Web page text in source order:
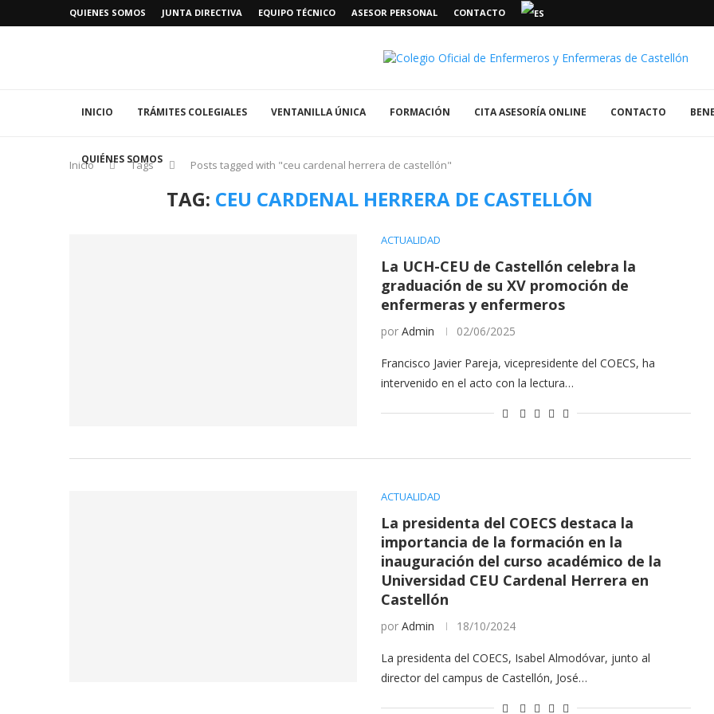
QUIENES SOMOS JUNTA DIRECTIVA EQUIPO TÉCNICO ASESOR PERSONAL CONTACTO
INICIO TRÁMITES COLEGIALES VENTANILLA ÚNICA FORMACIÓN CITA ASESORÍA ONLINE CONTACTO
QUIÉNES SOMOS
Inicio Tags Posts tagged with "ceu cardenal herrera de castellón"
TAG: CEU CARDENAL HERRERA DE CASTELLÓN
ACTUALIDAD
La UCH-CEU de Castellón celebra la
graduación de su XV promoción de
enfermeras y enfermeros
por Admin 02/06/2025
Francisco Javier Pareja, vicepresidente del COECS, ha
intervenido en el acto con la lectura…
ACTUALIDAD
La presidenta del COECS destaca la
importancia de la formación en la
inauguración del curso académico de la
Universidad CEU Cardenal Herrera en
Castellón
por Admin 18/10/2024
La presidenta del COECS, Isabel Almodóvar, junto al
director del campus de Castellón, José…